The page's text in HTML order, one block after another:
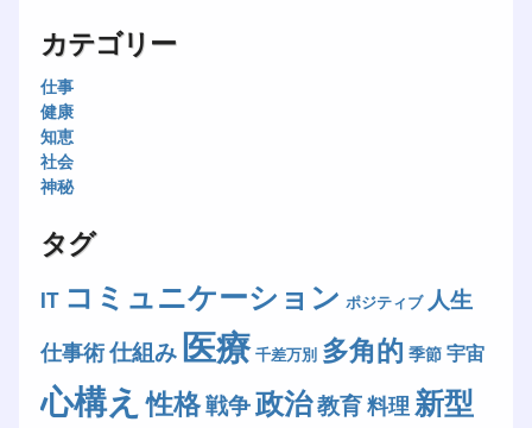
カテゴリー
仕事
健康
知恵
社会
神秘
タグ
IT コミュニケーション ポジティブ 人生
仕事術仕組み医療 千差万別 多角的 季節 宇宙
心構え 性格戦争政治教育料理 新型